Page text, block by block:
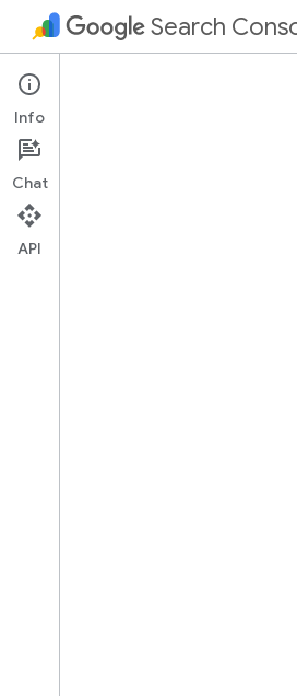
Search
Daftar metode
Pesan Error Standar
Info
Chat
API